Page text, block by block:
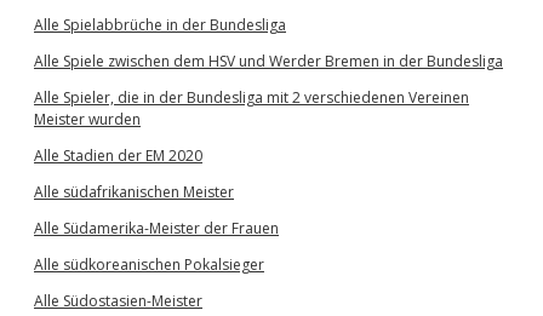
Alle Spielabbrüche in der Bundesliga
Alle Spiele zwischen dem HSV und Werder Bremen in der Bundesliga
Alle Spieler, die in der Bundesliga mit 2 verschiedenen Vereinen
Meister wurden
Alle Stadien der EM 2020
Alle südafrikanischen Meister
Alle Südamerika-Meister der Frauen
Alle südkoreanischen Pokalsieger
Alle Südostasien-Meister